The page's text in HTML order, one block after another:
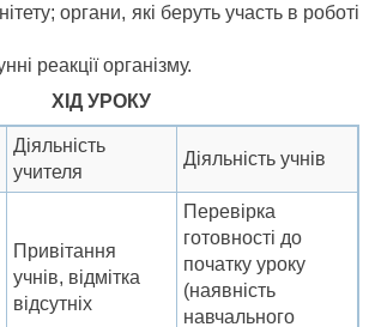
органи, які беруть участь в роботі
реакції організму.
ХІД УРОКУ
Діяльність
учителя
Діяльність учнів
Привітання
учнів, відмітка
відсутніх
Перевірка
готовності до
початку уроку
(наявність
навчального